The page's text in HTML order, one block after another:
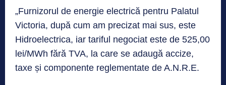
„Furnizorul de energie electrică pentru Palatul
Victoria, după cum am precizat mai sus, este
Hidroelectrica, iar tariful negociat este de 525,00
lei/MWh fără TVA, la care se adaugă accize,
taxe și componente reglementate de A.N.R.E.